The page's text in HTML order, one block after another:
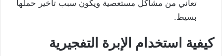
تعاني من مشاكل مستعصية ويكون سبب تأخير حملها
بسيط.
كيفية استخدام الإبرة التفجيرية